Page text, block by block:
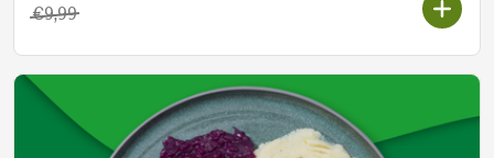
Oorspronkelijke prijs:
€9,99